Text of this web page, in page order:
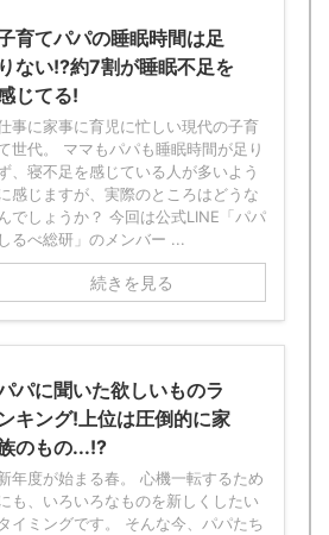
育てパパの睡眠時間は足
りない!?約7割が睡眠不足を
じてる!
事に家事に育児に忙しい現代の子育
世代。 ママもパパも睡眠時間が足り
、寝不足を感じている人が多いよう
感じますが、実際のところはどうな
んでしょうか？ 今回は公式LINE「パパ
しるべ総研」のメンバー ...
続きを見る
パに聞いた欲しいものラ
ンキング!上位は圧倒的に家
のもの...!?
年度が始まる春。 心機一転するため
も、いろいろなものを新しくしたい
タイミングです。 そんな今、パパたち